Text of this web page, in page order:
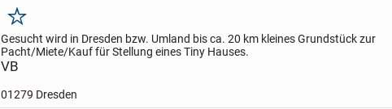
Merken
Gesucht wird in Dresden bzw. Umland bis ca. 20 km kleines Grundstück zur
Pacht/Miete/Kauf für Stellung eines Tiny Hauses.
VB
01279 Dresden